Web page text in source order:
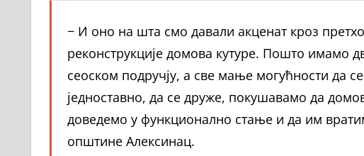
− И оно на шта смо давали акценат кроз
реконструкције домова кутуре. Пошто имамо
сеоском подручју, а све мање могућности да
једноставно, да се друже, покушавамо да
доведемо у функционално стање и да им
општине Алексинац.